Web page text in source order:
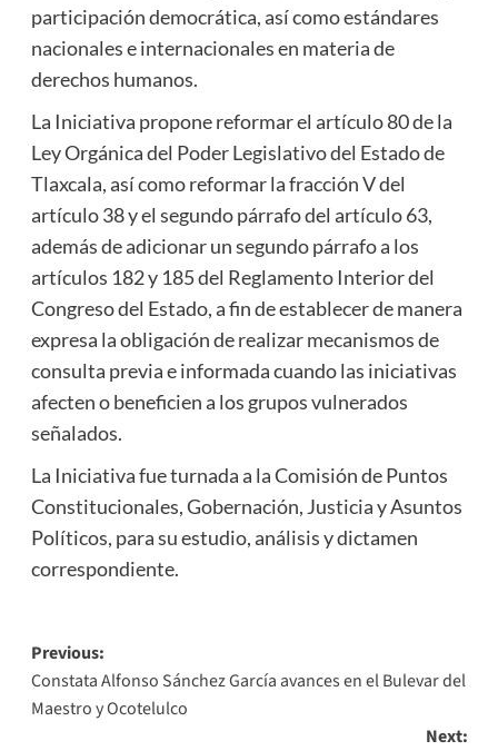
participación democrática, así como estándares
nacionales e internacionales en materia de
derechos humanos.
La Iniciativa propone reformar el artículo 80 de la
Ley Orgánica del Poder Legislativo del Estado de
Tlaxcala, así como reformar la fracción V del
artículo 38 y el segundo párrafo del artículo 63,
además de adicionar un segundo párrafo a los
artículos 182 y 185 del Reglamento Interior del
Congreso del Estado, a fin de establecer de manera
expresa la obligación de realizar mecanismos de
consulta previa e informada cuando las iniciativas
afecten o beneficien a los grupos vulnerados
señalados.
La Iniciativa fue turnada a la Comisión de Puntos
Constitucionales, Gobernación, Justicia y Asuntos
Políticos, para su estudio, análisis y dictamen
correspondiente.
Post
navigation
Previous:
Constata Alfonso Sánchez García avances en el Bulevar del
Maestro y Ocotelulco
Next: